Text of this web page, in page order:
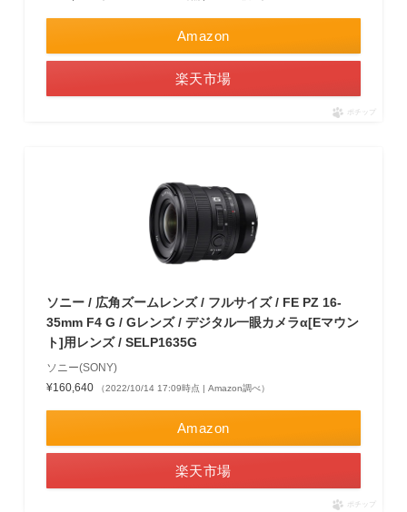
Amazon
楽天市場
ポチップ
ソニー / 広角ズームレンズ / フルサイズ / FE PZ 16-
35mm F4 G / Gレンズ / デジタル一眼カメラα[Eマウン
ト]用レンズ / SELP1635G
ソニー(SONY)
¥160,640
（2022/10/14 17:09時点 | Amazon調べ）
Amazon
楽天市場
ポチップ